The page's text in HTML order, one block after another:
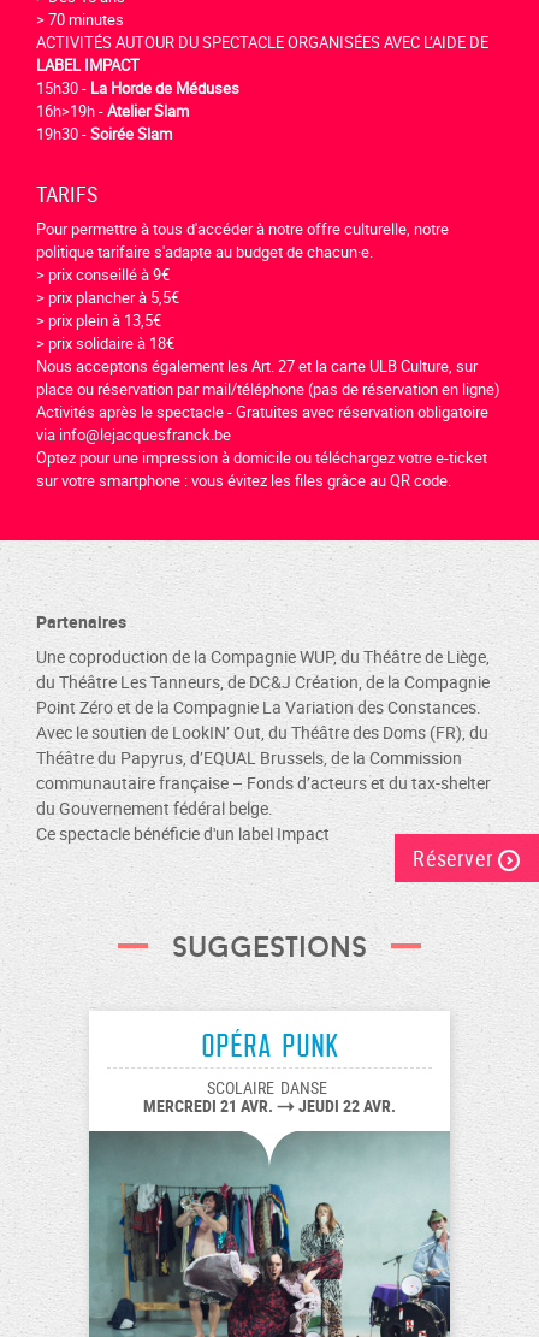
> 70 minutes
ACTIVITÉS AUTOUR DU SPECTACLE ORGANISÉES AVEC L’AIDE DE
LABEL IMPACT
15h30 - La Horde de Méduses
16h>19h -Atelier Slam
19h30 -Soirée Slam
TARIFS
Pour permettre à tous d'accéder à notre offre culturelle, notre
politique tarifaire s'adapte au budget de chacun·e.
> prix conseillé à 9€
> prix plancher à 5,5€
> prix plein à 13,5€
> prix solidaire à 18€
Nous acceptons également les Art. 27 et la carte ULB Culture, sur
place ou réservation par mail/téléphone (pas de réservation en ligne)
Activités après le spectacle - Gratuites avec réservation obligatoire
via info@lejacquesfranck.be
Optez pour une impression à domicile ou téléchargez votre e-ticket
sur votre smartphone : vous évitez les files grâce au QR code.
Partenaires
Une coproduction de la Compagnie WUP, du Théâtre de Liège,
du Théâtre Les Tanneurs, de DC&J Création, de la Compagnie
Point Zéro et de la Compagnie La Variation des Constances.
Avec le soutien de LookIN’ Out, du Théâtre des Doms (FR), du
Théâtre du Papyrus, d’EQUAL Brussels, de la Commission
communautaire française – Fonds d’acteurs et du tax-shelter
du Gouvernement fédéral belge.
Ce spectacle bénéficie d'unlabel Impact
Réserver
Suggestions
Opéra Punk
SCOLAIRE DANSE
MERCREDI 21 AVR. JEUDI 22 AVR.